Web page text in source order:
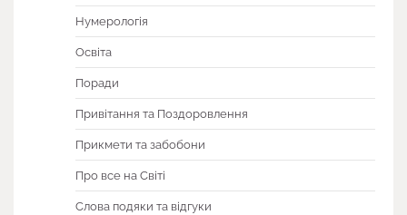
Нумерологія
Освіта
Поради
Привітання та Поздоровлення
Прикмети та забобони
Про все на Світі
Слова подяки та відгуки